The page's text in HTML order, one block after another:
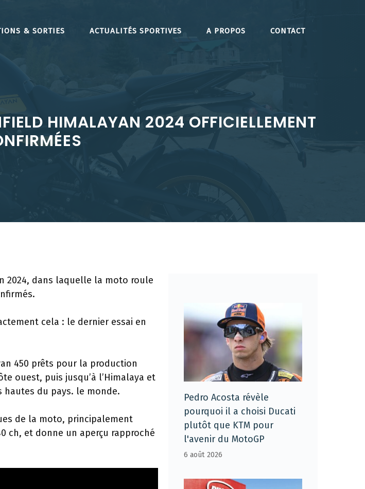
& SORTIES ACTUALITÉS SPORTIVES A PROPOS CONTACT
HIMALAYAN 2024 OFFICIELLEMENT
2024, dans laquelle la moto roule
cela : le dernier essai en
450 prêts pour la production
ouest, puis jusqu’à l’Himalaya et
hautes du pays. le monde.
de la moto, principalement
ch, et donne un aperçu rapproché
Pedro Acosta révèle
pourquoi il a choisi Ducati
plutôt que KTM pour
l'avenir du MotoGP
6 août 2026